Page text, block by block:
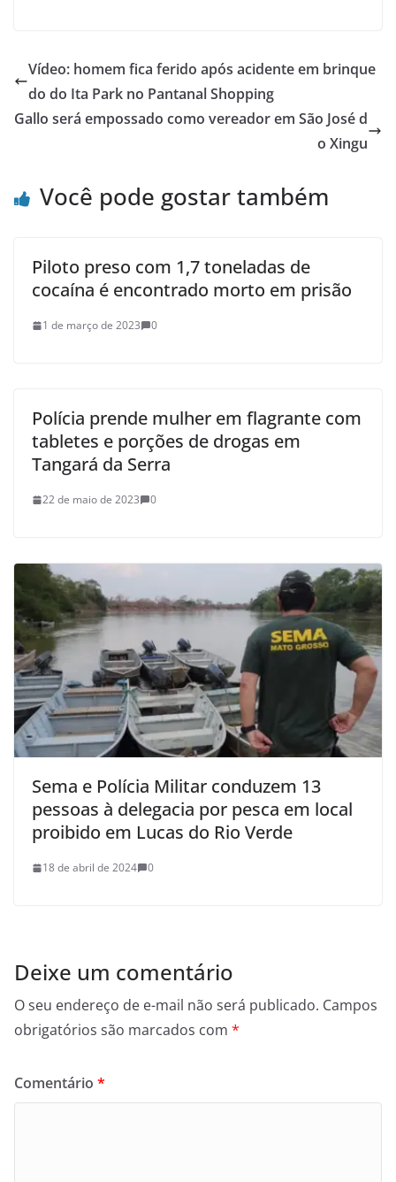
Vídeo: homem fica ferido após acidente em brinque
do do Ita Park no Pantanal Shopping
Gallo será empossado como vereador em São José d
o Xingu
Você pode gostar também
Piloto preso com 1,7 toneladas de
cocaína é encontrado morto em prisão
1 de março de 2023 0
Polícia prende mulher em flagrante com
tabletes e porções de drogas em
Tangará da Serra
22 de maio de 2023 0
Sema e Polícia Militar conduzem 13
pessoas à delegacia por pesca em local
proibido em Lucas do Rio Verde
18 de abril de 2024 0
Deixe um comentário
O seu endereço de e-mail não será publicado. Campos
obrigatórios são marcados com *
Comentário *